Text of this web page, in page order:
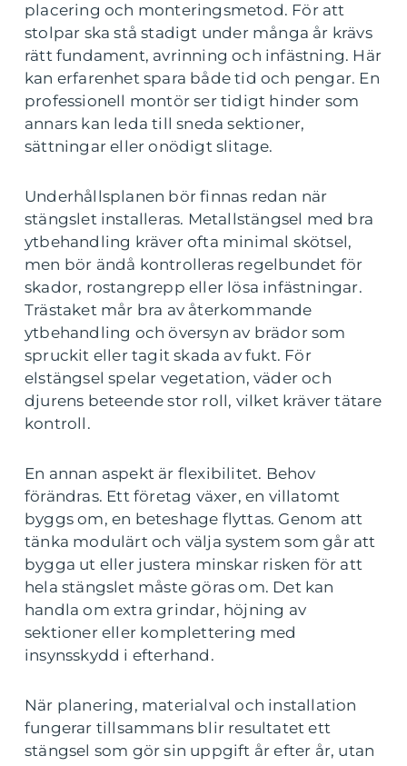
placering och monteringsmetod. För att
stolpar ska stå stadigt under många år krävs
rätt fundament, avrinning och infästning. Här
kan erfarenhet spara både tid och pengar. En
professionell montör ser tidigt hinder som
annars kan leda till sneda sektioner,
sättningar eller onödigt slitage.
Underhållsplanen bör finnas redan när
stängslet installeras. Metallstängsel med bra
ytbehandling kräver ofta minimal skötsel,
men bör ändå kontrolleras regelbundet för
skador, rostangrepp eller lösa infästningar.
Trästaket mår bra av återkommande
ytbehandling och översyn av brädor som
spruckit eller tagit skada av fukt. För
elstängsel spelar vegetation, väder och
djurens beteende stor roll, vilket kräver tätare
kontroll.
En annan aspekt är flexibilitet. Behov
förändras. Ett företag växer, en villatomt
byggs om, en beteshage flyttas. Genom att
tänka modulärt och välja system som går att
bygga ut eller justera minskar risken för att
hela stängslet måste göras om. Det kan
handla om extra grindar, höjning av
sektioner eller komplettering med
insynsskydd i efterhand.
När planering, materialval och installation
fungerar tillsammans blir resultatet ett
stängsel som gör sin uppgift år efter år, utan